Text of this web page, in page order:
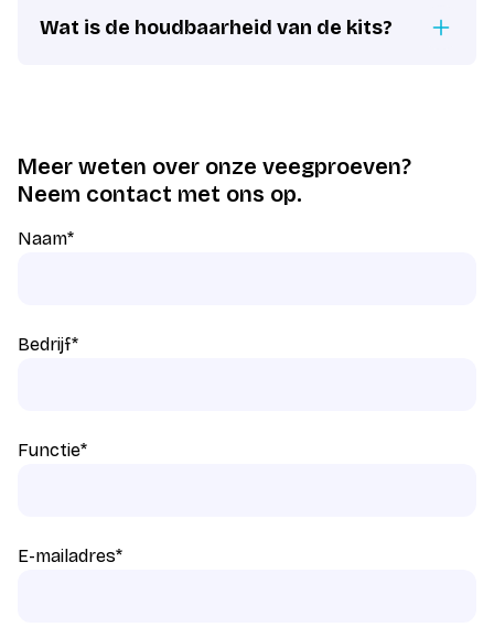
Wat is de houdbaarheid van de kits?
Meer weten over onze veegproeven?
Neem contact met ons op.
Naam*
Bedrijf*
Functie*
E-mailadres*